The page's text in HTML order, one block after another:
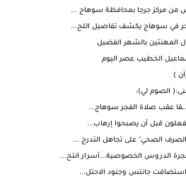
من مركز جرجا بمحافظة سوهاج ...
في سوهاج يكشف تفاصيل اللح...
المهنئين بالشهر الفضيل
الخطيب عصر اليوم
)
الصوم لي):
ـ ـقا عقب صلاة الفجر سوهاج...
يفعلون قبل أن يصبحوا إرهاب...
الصحي" على تجاهل التدرج ...
الدروس الخصوصية...أسرار انتح...
استضافت جانتس وجنود الاحتل...